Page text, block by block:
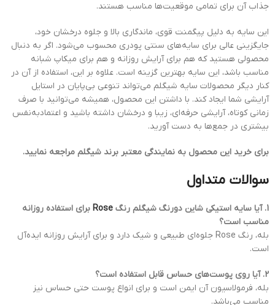
جذاب آن برای تمامی موقعیت‌ها مناسب هستند.
این سایه به دلیل پیگمنت قوی، ماندگاری بالا و جلوه درخشان خود،
جایگزینی عالی برای سایه‌های سنتی پودری محسوب می‌شود. اگر به دنبال
محصولی هستید که هم برای آرایش روزانه و هم برای میکاپ شبانه
مناسب باشد، این سایه بهترین گزینه است. علاوه بر این، استفاده از آن در
کنار دیگر محصولات سایه شیگلم می‌تواند تنوعی بی‌پایان در استایل
آرایشی شما ایجاد کند. با داشتن این محصول، همیشه می‌توانید با صرف
زمانی کوتاه، آرایشی حرفه‌ای، زیبا و درخشان داشته باشید و اعتمادبه‌نفس
بیشتری در جمع‌ها به دست آورید.
برای خرید این محصول به نمایندگی معتبر برند شیگلم مراجعه نمایید.
سوالات متداول
1. آیا سایه استیکی شاین دورنگ شیگلم رنگ Rose برای استفاده روزانه
مناسب است؟
بله، رنگ Rose جلوه‌ای طبیعی و شیک دارد و برای آرایش روزانه ایده‌آل
است.
2. آیا روی پوست‌های حساس قابل استفاده است؟
بله، فرمولاسیون آن ایمن است و برای انواع پوست حتی حساس نیز
مناسب می‌باشد.